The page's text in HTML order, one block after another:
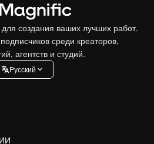
создания ваших лучших работ.
среди креаторов,
агентств и студий.
Pусский